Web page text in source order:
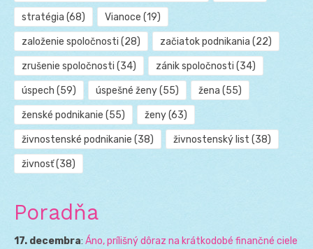
stratégia (68) Vianoce (19)
založenie spoločnosti (28) začiatok podnikania (22)
zrušenie spoločnosti (34) zánik spoločnosti (34)
úspech (59) úspešné ženy(55) žena (55)
ženské podnikanie (55) ženy(63)
živnostenské podnikanie (38) živnostenský list (38)
živnosť(38)
Poradňa
17. decembra: Áno, prílišný dôraz na krátkodobé finančné ciele